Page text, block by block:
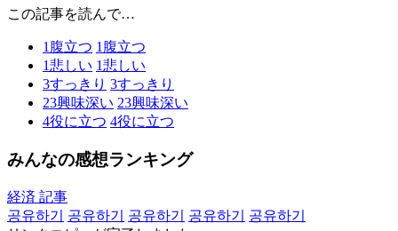
この記事を読んで…
1 腹立つ 1 腹立つ
1悲しい 1悲しい
3すっきり 3すっきり
23興味深い 23興味深い
4役に立つ 4役に立つ
みんなの感想ランキング
経済 記事
공유하기
공유하기 공유하기 공유하기
공유하기